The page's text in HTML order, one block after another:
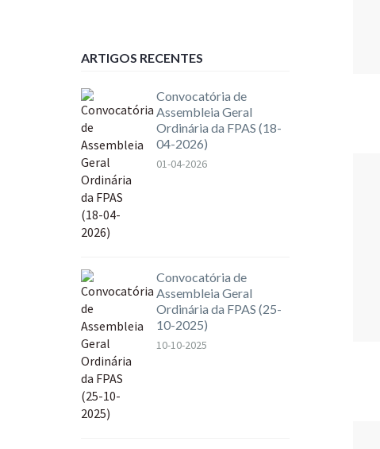
ARTIGOS RECENTES
Convocatória de
Assembleia Geral
Ordinária da FPAS (18-
04-2026)
01-04-2026
Convocatória de
Assembleia Geral
Ordinária da FPAS (25-
10-2025)
10-10-2025